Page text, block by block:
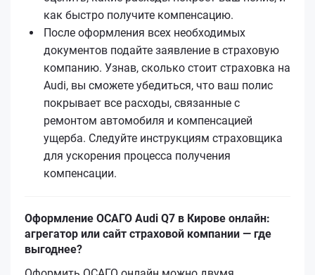
как быстро получите компенсацию.
После оформления всех необходимых
документов подайте заявление в страховую
компанию. Узнав, сколько стоит страховка на
Audi, вы сможете убедиться, что ваш полис
покрывает все расходы, связанные с
ремонтом автомобиля и компенсацией
ущерба. Следуйте инструкциям страховщика
для ускорения процесса получения
компенсации.
Оформление ОСАГО Audi Q7 в Кирове онлайн:
агрегатор или сайт страховой компании — где
выгоднее?